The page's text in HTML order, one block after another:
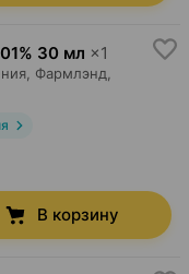
30 мл ×1
Фармлэнд
В корзину